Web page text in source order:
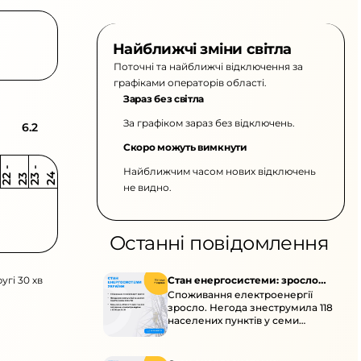
6.2
2 2
-
2 3 2 3
-
2 4
30 хв
Найближчі зміни світла
Поточні та найближчі відключення за
графіками операторів області.
Зараз без світла
За графіком зараз без відключень.
Скоро можуть вимкнути
Найближчим часом нових відключень
не видно.
Останні повідомлення
Стан енергосистеми: зросло
споживання через негоду
Споживання електроенергії
зросло. Негода знеструмила 118
населених пунктів у семи
областях. Обмежте